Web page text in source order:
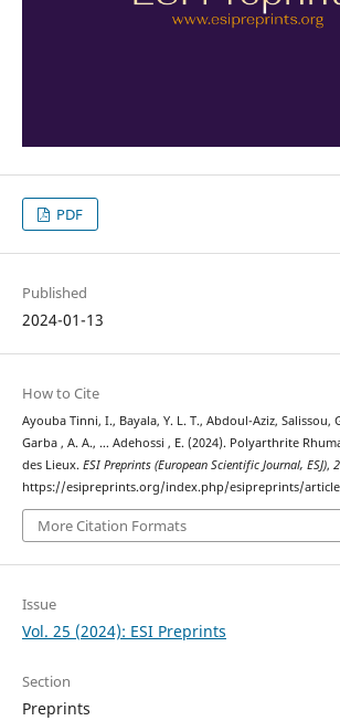
PDF
Published
2024-01-13
How to Cite
Ayouba Tinni, I., Bayala, Y. L. T., Abdoul-Aziz, Salissou,
Garba , A. A., … Adehossi , E. (2024). Polyarthrite
des Lieux. ESI Preprints (European Scientific Journal, ESJ),
https://esipreprints.org/index.php/esipreprints/
More Citation Formats
Issue
Vol. 25 (2024): ESI Preprints
Section
Preprints